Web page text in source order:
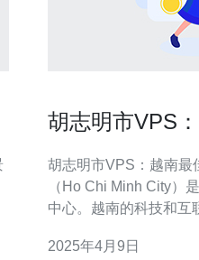
胡志明市VPS
胡志明市VPS：越南最佳虚
（Ho Chi Minh City）
中心。越南的科技和互
要。 选择胡志明市作为VPS服务器的位置有以下几个原
2025年4月9日